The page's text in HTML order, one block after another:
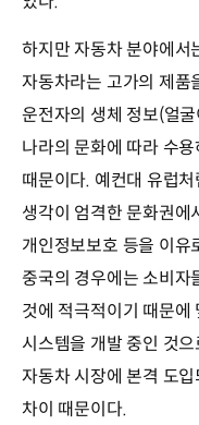
하지만 자동차 분야에서
자동차라는 고가의 제품
운전자의 생체 정보(얼
나라의 문화에 따라 수
때문이다. 예컨대 유럽
생각이 엄격한 문화권에
개인정보보호 등을 이유
중국의 경우에는 소비자
것에 적극적이기 때문에
시스템을 개발 중인 것
자동차 시장에 본격 도
차이 때문이다.